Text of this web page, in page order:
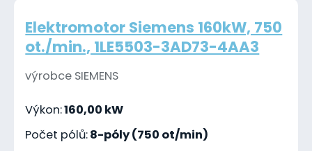
Elektromotor Siemens 160kW, 750
ot./min., 1LE5503-3AD73-4AA3
výrobce SIEMENS
Výkon:160,00 kW
Počet pólů:8-póly (750 ot/min)